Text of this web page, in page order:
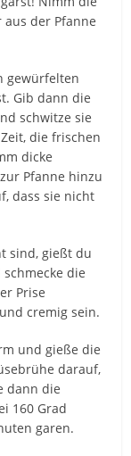
der Pfanne
gewürfelten
Gib dann die
schwitze sie
die frischen
dicke
Pfanne hinzu
dass sie nicht
sind, gießt du
die
Prise
cremig sein.
und gieße die
darauf,
dann die
160 Grad
garen.